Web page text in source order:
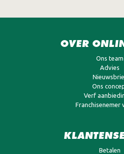
OVER
Ons team
Advies
Ons
Verf
Franchisenemer
Betalen